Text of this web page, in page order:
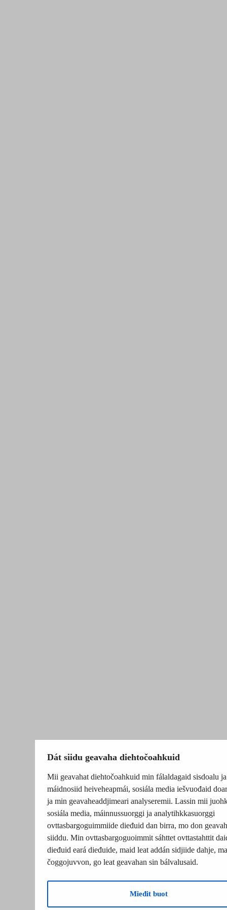
Dát siidu geavaha diehtočoahkuid
Mii geavahat diehtočoahkuid min fálaldagaid sisdoalu ja
máidnosiid heiveheapmái, sosiála media iešvuođaid
ja min geavaheaddjimeari analyseremii. Lassin mii
sosiála media, máinnussuorggi ja analytihkkasuorggi
ovttasbargoguimmiide dieđuid dan birra, mo don
siiddu. Min ovttasbargoguoimmit sáhttet ovttastahttit
dieđuid eará dieđuide, maid leat addán sidjiide dahje,
čoggojuvvon, go leat geavahan sin bálvalusaid.
Mieđit buot